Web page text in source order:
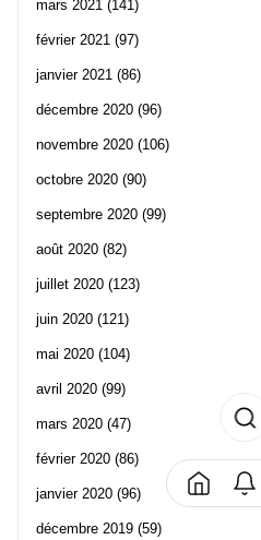
mars 2021 (141)
février 2021 (97)
janvier 2021 (86)
décembre 2020 (96)
novembre 2020 (106)
octobre 2020 (90)
septembre 2020 (99)
août 2020 (82)
juillet 2020 (123)
juin 2020 (121)
mai 2020 (104)
avril 2020 (99)
mars 2020 (47)
février 2020 (86)
janvier 2020 (96)
décembre 2019 (59)